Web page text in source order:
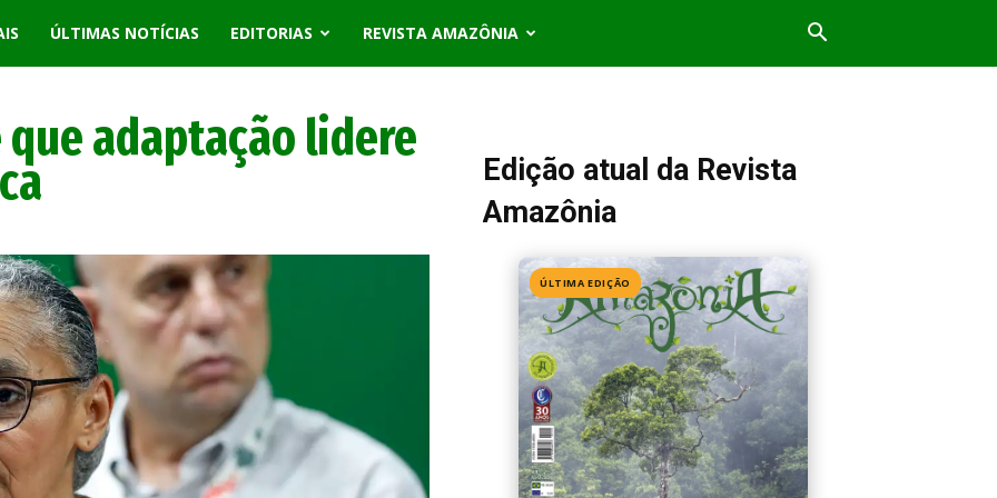
ÚLTIMAS NOTÍCIAS EDITORIAS REVISTA AMAZÔNIA
adaptação lidere
Edição atual da Revista
Amazônia
ÚLTIMA EDIÇÃO